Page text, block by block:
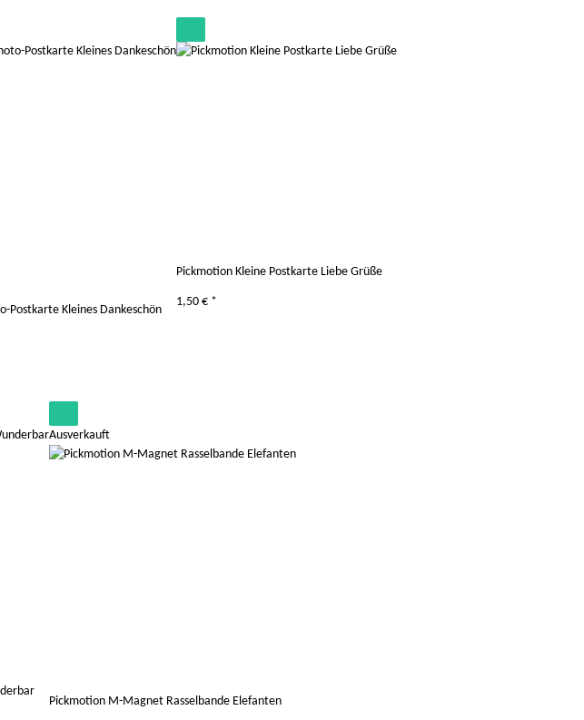
Postkarte Kleines Dankeschön
Pickmotion Kleine Postkarte Liebe Grüße
1,50 € *
Ausverkauft
Pickmotion M-Magnet Rasselbande Elefanten